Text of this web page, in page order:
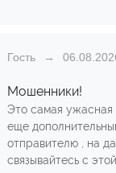
Гость
Мошенники!
Это самая ужасная
еще
отправителю , на
связывайтесь с